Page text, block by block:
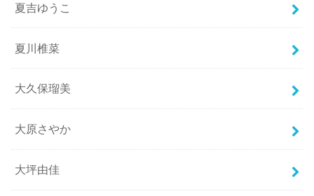
夏吉ゆうこ
夏川椎菜
大久保瑠美
大原さやか
大坪由佳